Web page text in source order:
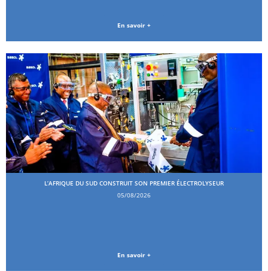
En savoir +
L’AFRIQUE DU SUD CONSTRUIT SON PREMIER ÉLECTROLYSEUR
05/08/2026
En savoir +